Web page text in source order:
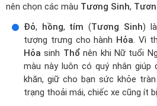
nên chọn các màu Tương Sinh,
Đỏ, hồng, tím (Tương Sinh)
tượng trưng cho hành Hỏa. Vì
Hỏa sinh Thổnên khi Nữ tuổi
màu này luôn có quý nhân
khăn, giữ cho bạn sức khỏe
trạng thoải mái, chiếc xe cũng ít